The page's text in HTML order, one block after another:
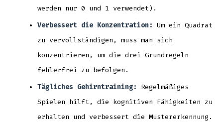
werden nur 0 und 1 verwendet).
Verbessert die Konzentration: Um ein Quadrat
zu vervollständigen, muss man sich
konzentrieren, um die drei Grundregeln
fehlerfrei zu befolgen.
Tägliches Gehirntraining:
Regelmäßiges
Spielen hilft, die kognitiven Fähigkeiten zu
erhalten und verbessert die Mustererkennung.